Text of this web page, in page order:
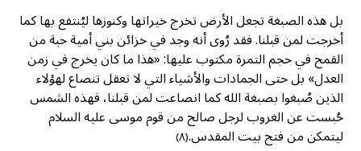
بل هذه الصبغة تجعل الأرض تخرج خيراتها وكنوزها ليُنتفع بها كما
أخرجت لمن قبلنا. فقد رُوى أنه وجد في خزائن بني أمية حبة من
القمح في حجم التمرة مكتوب عليها: «هذا ما كان يخرج في زمن
العدل» بل حتى الجمادات والأشياء التي لا تعقل تنصاع لهؤلاء
الذين صُبغوا بصبغة الله كما انصاعت لمن قبلنا، فهذه الشمس
حُبست عن الغروب لرجل صالح من قوم موسى عليه السلام
ليتمكن من فتح بيت المقدس.(٨)